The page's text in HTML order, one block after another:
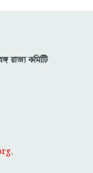
রাজ্য কমিটিি
,